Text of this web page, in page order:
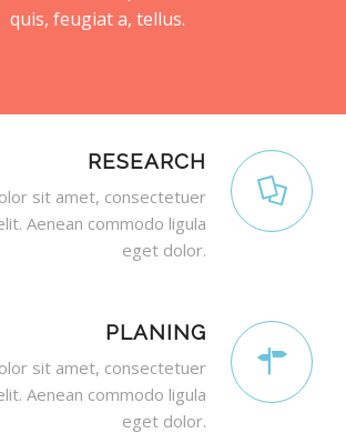
quis, feugiat a, tellus.
RESEARCH
sit amet, consectetuer
Aenean commodo ligula
eget dolor.
PLANING
sit amet, consectetuer
Aenean commodo ligula
eget dolor.